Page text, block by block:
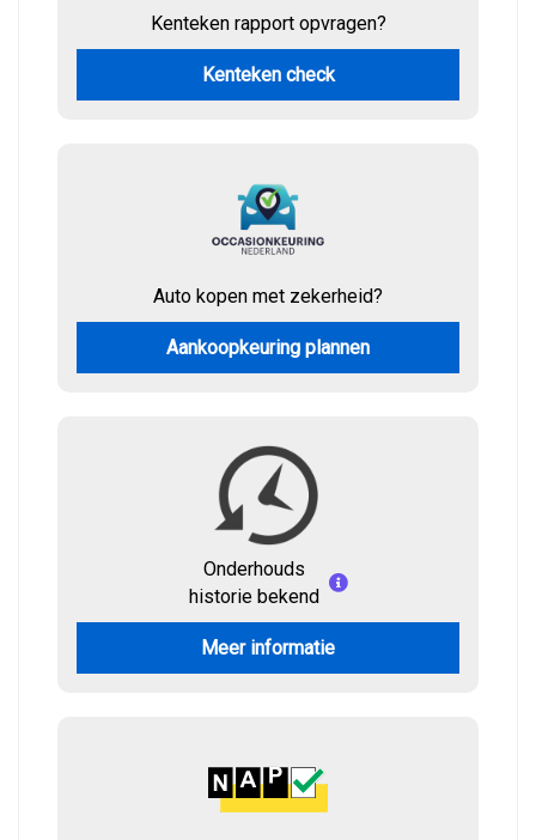
Kenteken rapport opvragen?
Kenteken check
Auto kopen met zekerheid?
Aankoopkeuring plannen
Onderhouds
historie bekend
Meer informatie